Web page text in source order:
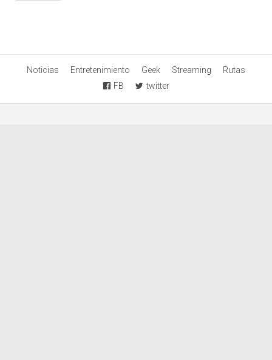
Noticias Entretenimiento Geek Streaming
Rutas
FB
twitter